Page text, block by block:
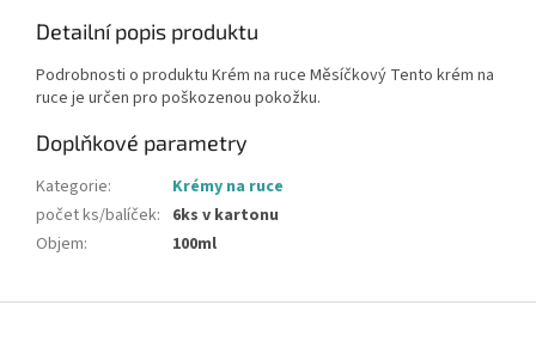
Detailní popis produktu
Podrobnosti o produktu Krém na ruce Měsíčkový Tento krém na
ruce je určen pro poškozenou pokožku.
Doplňkové parametry
Kategorie:
Krémy na ruce
počet ks/balíček: 6ks v kartonu
Objem: 100ml